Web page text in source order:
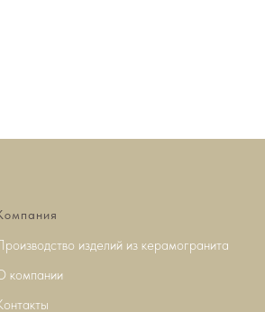
изделий из керамогранита
компании